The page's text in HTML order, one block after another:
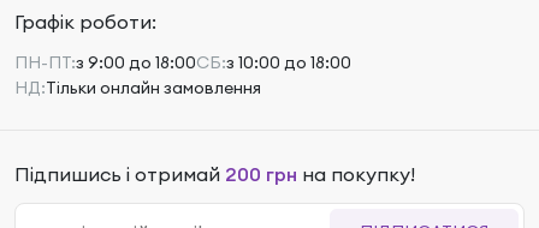
Графік роботи:
ПН-ПТ:з 9:00 до 18:00СБ:з 10:00 до 18:00
НД:Тільки онлайн замовлення
Підпишись і отримай 200 грн на покупку!